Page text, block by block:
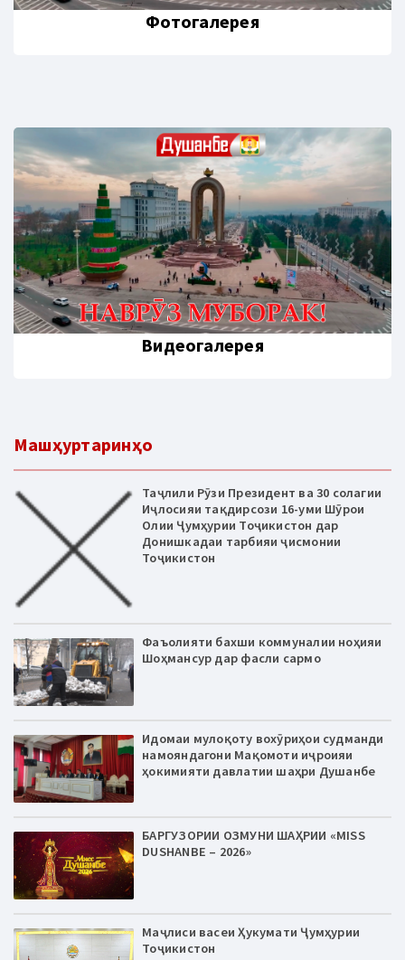
Фотогалерея
Видеогалерея
Машҳуртаринҳо
Таҷлили Рӯзи Президент ва 30 солагии
Иҷлосияи тақдирсози 16-уми Шӯрои
Олии Ҷумҳурии Тоҷикистон дар
Донишкадаи тарбияи ҷисмонии
Тоҷикистон
Фаъолияти бахши коммуналии ноҳияи
Шоҳмансур дар фасли сармо
Идомаи мулоқоту вохӯриҳои судманди
намояндагони Мақомоти иҷроияи
ҳокимияти давлатии шаҳри Душанбе
БАРГУЗОРИИ ОЗМУНИ ШАҲРИИ «MISS
DUSHANBE – 2026»
Маҷлиси васеи Ҳукумати Ҷумҳурии
Тоҷикистон